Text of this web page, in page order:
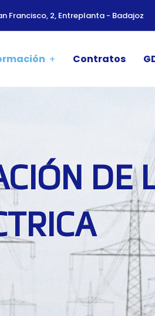
Francisco, 2, Entreplanta - Badajoz
Contratos
DE